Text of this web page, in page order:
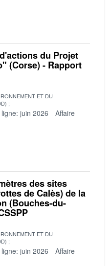
du Projet
(Corse) - Rapport
ET DU
juin 2026
Affaire
des sites
de Calès) de la
(Bouches-du-
ET DU
juin 2026
Affaire